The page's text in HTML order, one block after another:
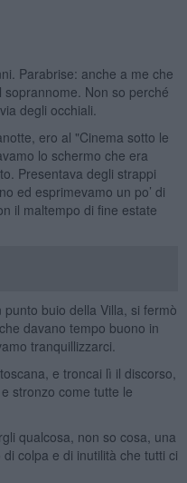
Parabrise: anche a me che
Non so perché
degli occhiali.
ero al "Cinema sotto le
lo schermo che era
Presentava degli strappi
ed esprimevamo un po’ di
il maltempo di fine estate
buio della Villa, si fermò
davano tempo buono in
tranquillizzarci.
e troncai lì il discorso,
stronzo come tutte le
qualcosa, non so cosa, una
colpa e di inutilità che tutti ci